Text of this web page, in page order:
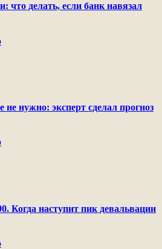
что делать, если банк навязал
нужно: эксперт сделал прогноз
Когда наступит пик девальвации